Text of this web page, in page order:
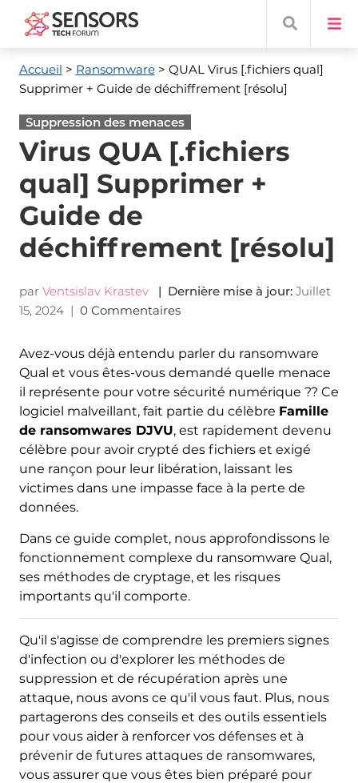
Accueil > Ransomware > QUAL Virus[.fichiers qual]
Supprimer + Guide de déchiffrement [résolu]
Suppression des menaces
Virus QUA [.fichiers
qual] Supprimer +
Guide de
déchiffrement [résolu]
par Ventsislav Krastev | Dernière mise à jour: Juillet
15, 2024| 0 Commentaires
Avez-vous déjà entendu parler du ransomware
Qual et vous êtes-vous demandé quelle menace
il représente pour votre sécurité numérique ?? Ce
logiciel malveillant, fait partie du célèbre Famille
de ransomwares DJVU, est rapidement devenu
célèbre pour avoir crypté des fichiers et exigé
une rançon pour leur libération, laissant les
victimes dans une impasse face à la perte de
données.
Dans ce guide complet, nous approfondissons le
fonctionnement complexe du ransomware Qual,
ses méthodes de cryptage, et les risques
importants qu'il comporte.
Qu'il s'agisse de comprendre les premiers signes
d'infection ou d'explorer les méthodes de
suppression et de récupération après une
attaque, nous avons ce qu'il vous faut. Plus, nous
partagerons des conseils et des outils essentiels
pour vous aider à renforcer vos défenses et à
prévenir de futures attaques de ransomwares,
vous assurer que vous êtes bien préparé pour